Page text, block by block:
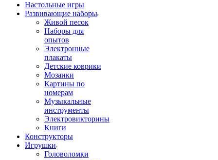
Настольные игры
Развивающие наборы
Живой песок
Наборы для
опытов
Электронные
плакаты
Детские коврики
Мозаики
Картины по
номерам
Музыкальные
инструменты
Электровикторины
Книги
Конструкторы
Игрушки
Головоломки